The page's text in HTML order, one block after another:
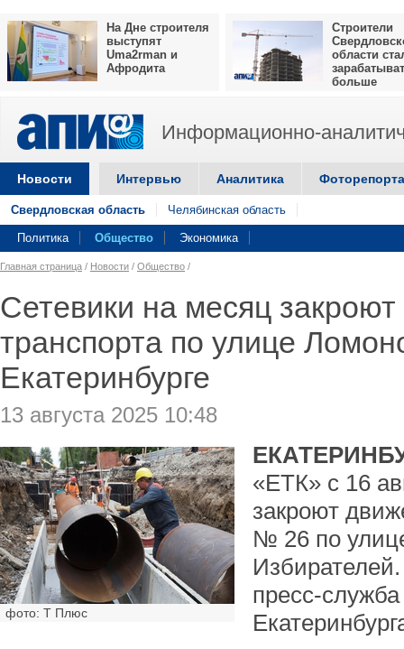
На Дне строителя
выступят
Uma2rman и
Афродита
Строители
области
больше
Информационно-
Новости Интервью Аналитика
Свердловская область Челябинская область
Политика Общество Экономика
Главная страница / Новости / Общество /
Сетевики на месяц
транспорта по улице
Екатеринбурге
13 августа 2025 10:48
фото: Т Плюс
«ЕТК» с 16
закроют
№ 26 по
пресс-